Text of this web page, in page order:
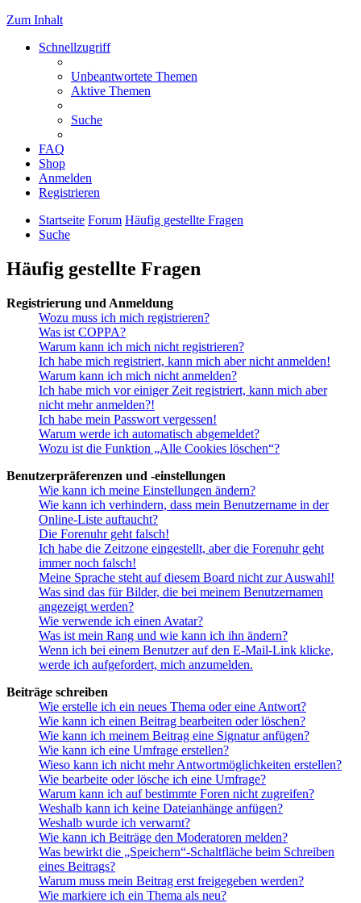
Zum Inhalt
Schnellzugriff
Unbeantwortete Themen
Aktive Themen
Suche
FAQ
Shop
Anmelden
Registrieren
Startseite Forum Häufig gestellte Fragen
Suche
Häufig gestellte Fragen
Registrierung und Anmeldung
Wozu muss ich mich registrieren?
Was ist COPPA?
Warum kann ich mich nicht registrieren?
Ich habe mich registriert, kann mich aber nicht anmelden!
Warum kann ich mich nicht anmelden?
Ich habe mich vor einiger Zeit registriert, kann mich aber
nicht mehr anmelden?!
Ich habe mein Passwort vergessen!
Warum werde ich automatisch abgemeldet?
Wozu ist die Funktion „Alle Cookies löschen“?
Benutzerpräferenzen und -einstellungen
Wie kann ich meine Einstellungen ändern?
Wie kann ich verhindern, dass mein Benutzername in der
Online-Liste auftaucht?
Die Forenuhr geht falsch!
Ich habe die Zeitzone eingestellt, aber die Forenuhr geht
immer noch falsch!
Meine Sprache steht auf diesem Board nicht zur Auswahl!
Was sind das für Bilder, die bei meinem Benutzernamen
angezeigt werden?
Wie verwende ich einen Avatar?
Was ist mein Rang und wie kann ich ihn ändern?
Wenn ich bei einem Benutzer auf den E-Mail-Link klicke,
werde ich aufgefordert, mich anzumelden.
Beiträge schreiben
Wie erstelle ich ein neues Thema oder eine Antwort?
Wie kann ich einen Beitrag bearbeiten oder löschen?
Wie kann ich meinem Beitrag eine Signatur anfügen?
Wie kann ich eine Umfrage erstellen?
Wieso kann ich nicht mehr Antwortmöglichkeiten erstellen?
Wie bearbeite oder lösche ich eine Umfrage?
Warum kann ich auf bestimmte Foren nicht zugreifen?
Weshalb kann ich keine Dateianhänge anfügen?
Weshalb wurde ich verwarnt?
Wie kann ich Beiträge den Moderatoren melden?
Was bewirkt die „Speichern“-Schaltfläche beim Schreiben
eines Beitrags?
Warum muss mein Beitrag erst freigegeben werden?
Wie markiere ich ein Thema als neu?